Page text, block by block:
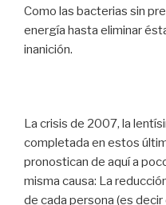
Como las bacterias sin
energía hasta eliminar
inanición.
La crisis de 2007, la
completada en estos
pronostican de aquí a
misma causa: La
de cada persona (es